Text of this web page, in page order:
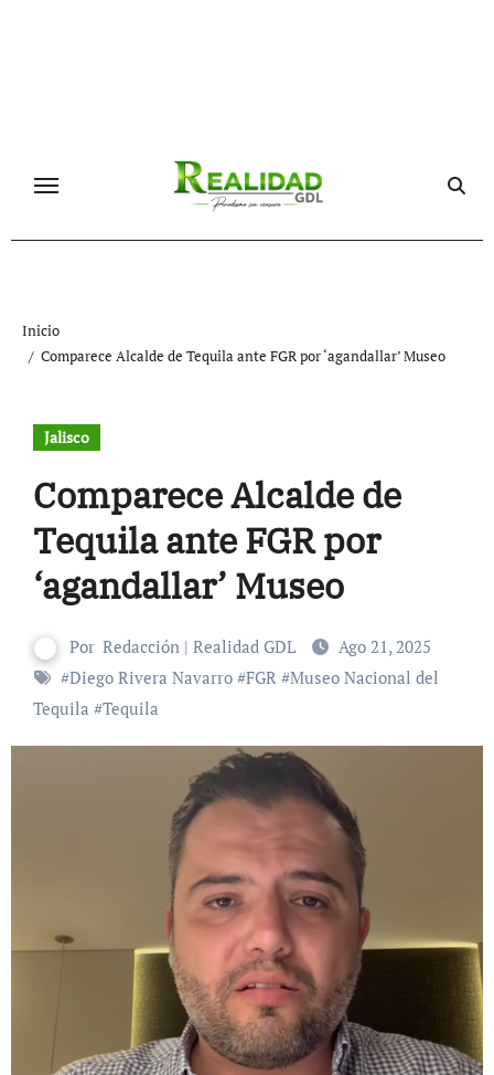
Inicio
Comparece Alcalde de Tequila ante FGR por ‘agandallar’ Museo
Jalisco
Comparece Alcalde de
Tequila ante FGR por
‘agandallar’ Museo
Por Redacción | Realidad GDL
Ago 21, 2025
#Diego Rivera Navarro#FGR #Museo Nacional del
Tequila #Tequila